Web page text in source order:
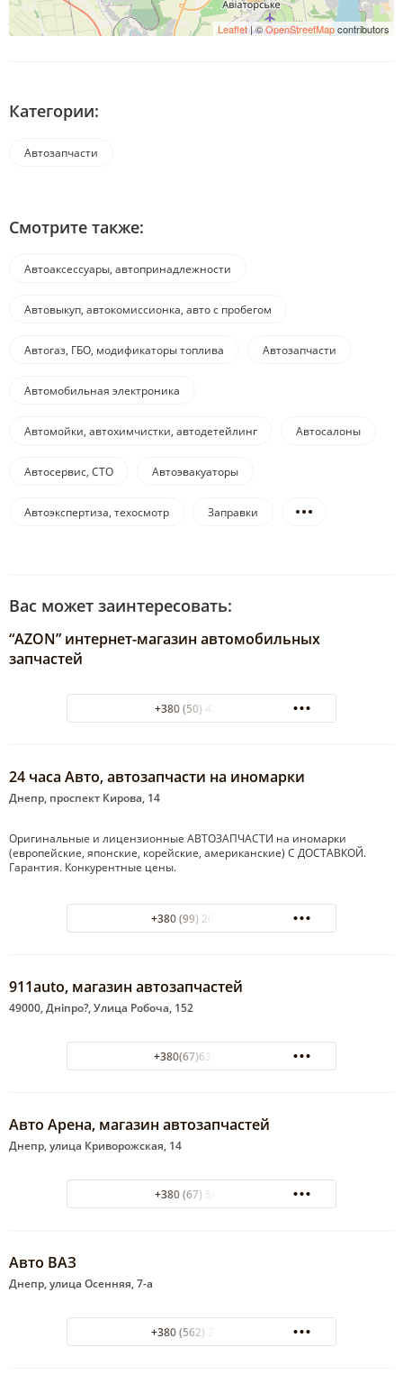
Leaflet| ©OpenStreetMapcontributors
Категории:
Автозапчасти
Смотрите также:
Автоаксессуары, автопринадлежности
Автовыкуп, автокомиссионка, авто с пробегом
Автогаз, ГБО, модификаторы топлива Автозапчасти
Автомобильная электроника
Автомойки, автохимчистки, автодетейлинг Автосалоны
Автосервис, СТО Автоэвакуаторы
Автоэкспертиза, техосмотр Заправки
Вас может заинтересовать:
“AZON” интернет-магазин автомобильных
запчастей
+380 (50) 4232313
24 часа Авто, автозапчасти на иномарки
Днепр, проспект Кирова, 14
Оригинальные и лицензионные АВТОЗАПЧАСТИ на иномарки
(европейские, японские, корейские, американские) С ДОСТАВКОЙ.
Гарантия. Конкурентные цены.
+380 (99) 200-50-99
911auto, магазин автозапчастей
49000, Дніпро?, Улица Робоча, 152
+380(67)634-20-45
Авто Арена, магазин автозапчастей
Днепр, улица Криворожская, 14
+380 (67) 5670210
Авто ВАЗ
Днепр, улица Осенняя, 7-а
+380 (562) 35-57-57